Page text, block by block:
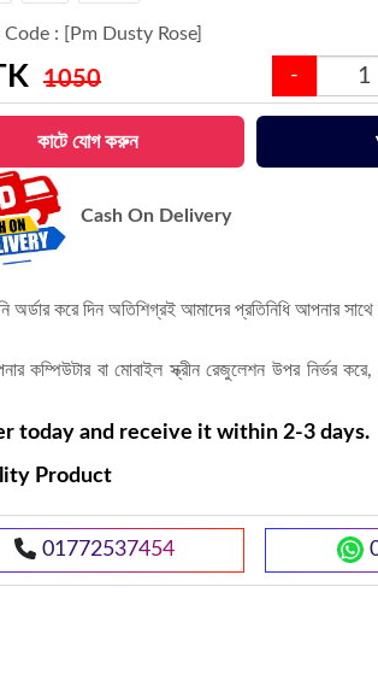
: [Pm Dusty Rose]
1050 -
কাটে যোগ করুন
Cash On Delivery
অর্ডার করে দিন অতিশিগ্রই আমাদের প্রতিনিধি আপনার
কম্পিউটার বা মোবাইল স্ক্রীন রেজুলেশন উপর নির্ভর
today and receive it within 2-3 days.
Product
01772537454